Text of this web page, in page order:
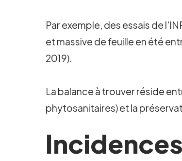
Par exemple, des essais de
et massive de feuille en été
2019).
La balance à trouver réside
phytosanitaires) et la